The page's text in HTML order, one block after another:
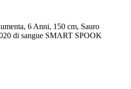
6 Anni, 150 cm, Sauro
di sangue SMART SPOOK